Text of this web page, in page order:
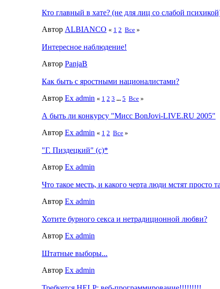
Кто главный в хате? (не для лиц со слабой
Автор ALBIANCO « 1 2 Все »
Интересное наблюдение!
Автор PanjaB
Как быть с яростными националистами?
Автор Ex admin « 1 2 3 ... 5 Все »
А быть ли конкурсу "Мисс BonJovi-LIVE.RU 2005"
Автор Ex admin « 1 2 Все »
"Г. Пиздецкий" (с)*
Автор Ex admin
Что такое месть, и какого черта люди мстят просто
Автор Ex admin
Хотите бурного секса и нетрадиционной любви?
Автор Ex admin
Штатные выборы...
Автор Ex admin